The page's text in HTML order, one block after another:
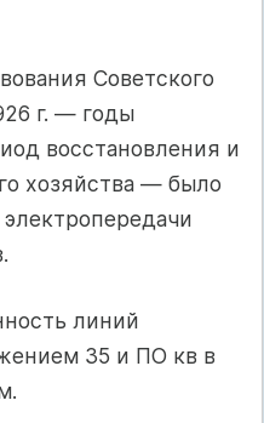
Советского
г. — годы
восстановления и
хозяйства — было
линий
35 и ПО кв в